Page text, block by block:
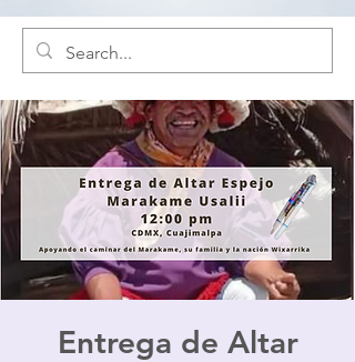
Entrega de Altar